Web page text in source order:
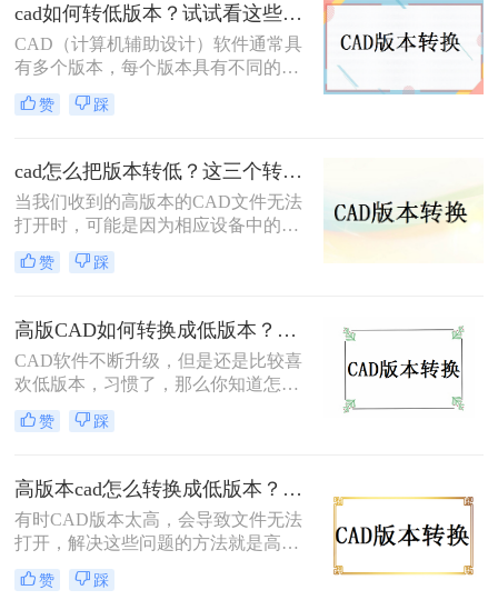
介绍几种常用的CAD文件转换版本的
技巧。
cad如何转低版本？试试看这些方法！
CAD（计算机辅助设计）软件通常具
有多个版本，每个版本具有不同的特
性和功能。有时候，你可能需要将
CAD文件从高版本转换为低版本，以
cad如何转低版本的方法介绍了。
赞 踩
cad怎么把版本转低？这三个转换方法非常简单！
当我们收到的高版本的CAD文件无法
打开时，可能是因为相应设备中的
CAD版本软件较低。这时，我们可以
将cad怎么把版本转低。如何将高版本
今天我想和大家分享一下如何cad版本
转换，一起来学习一下吧。
赞 踩
高版CAD如何转换成低版本？学会这2招分分钟搞定！
CAD软件不断升级，但是还是比较喜
欢低版本，习惯了，那么你知道怎么
cad转换器高版本转换低版本怎么转
吗？今天我们来谈谈如何cad版本转换
享给你的朋友，希望能帮助到大家
哦。
赞 踩
高版本cad怎么转换成低版本？进来看看这3个方法！
有时CAD版本太高，会导致文件无法
打开，解决这些问题的方法就是高版
本cad怎么转换成低版本，那么你知道
怎么cad版本转换吗？如果不知道，那
赞 踩